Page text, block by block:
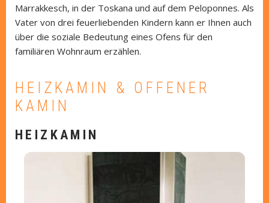
Marrakkesch, in der Toskana und auf dem Peloponnes. Als
Vater von drei feuerliebenden Kindern kann er Ihnen auch
über die soziale Bedeutung eines Ofens für den
familiären Wohnraum erzählen.
HEIZKAMIN & OFFENER
KAMIN
HEIZKAMIN